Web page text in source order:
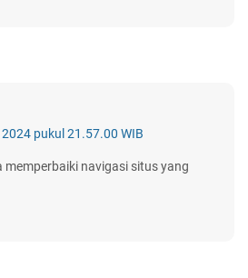
pukul 21.57.00 WIB
memperbaiki navigasi situs yang